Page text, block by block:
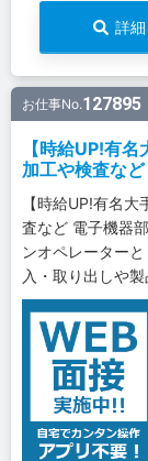
詳
お仕事No.127895
【時給UP!有
加工や検査など
【時給UP!有名
査など 電子機器
ンオペレーター
入・取り出しや